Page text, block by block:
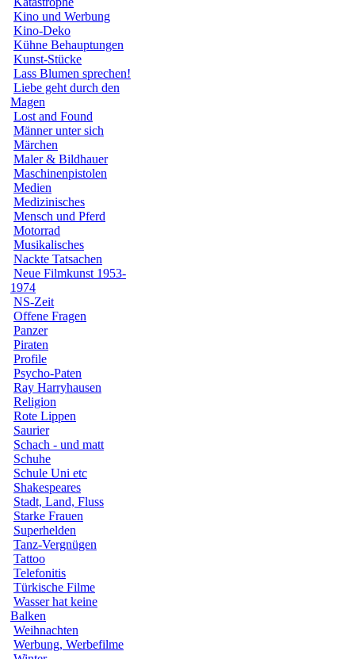
Kino und Werbung
Kino-Deko
Kühne Behauptungen
Kunst-Stücke
Lass Blumen sprechen!
Liebe geht durch den
Magen
Lost and Found
Männer unter sich
Märchen
Maler & Bildhauer
Maschinenpistolen
Medien
Medizinisches
Mensch und Pferd
Motorrad
Musikalisches
Nackte Tatsachen
Neue Filmkunst 1953-
1974
NS-Zeit
Offene Fragen
Panzer
Piraten
Profile
Psycho-Paten
Ray Harryhausen
Religion
Rote Lippen
Saurier
Schach - und matt
Schuhe
Schule Uni etc
Shakespeares
Stadt, Land, Fluss
Starke Frauen
Superhelden
Tanz-Vergnügen
Tattoo
Telefonitis
Türkische Filme
Wasser hat keine
Balken
Weihnachten
Werbung, Werbefilme